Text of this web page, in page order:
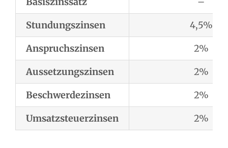
Stundungszinsen
4,5%
Anspruchszinsen
2%
Aussetzungszinsen
2%
Beschwerdezinsen
2%
Umsatzsteuerzinsen
2%